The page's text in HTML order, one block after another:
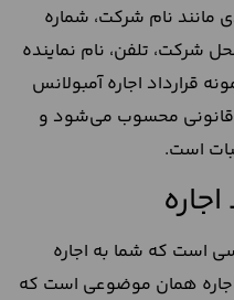
مانند نام شرکت، شماره
شرکت، تلفن، نام نماینده
قرارداد اجاره آمبولانس
قانونی محسوب می‌شود و
است.
است که شما به اجاره
همان موضوعی است که